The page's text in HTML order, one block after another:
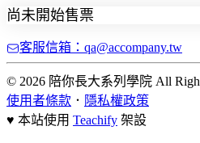
尚未開始售票
客服信箱：qa@accompany.tw
© 2026 陪你長大系列學院 All
使用者條款 ． 隱私權政策
♥ 本站使用 Teachify 架設